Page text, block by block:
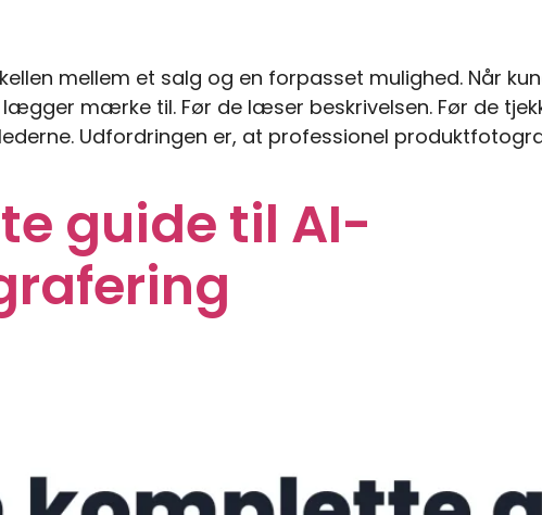
mellem et salg og en forpasset mulighed. Når
mærke til. Før de læser beskrivelsen. Før de
Udfordringen er, at professionel
guide til AI-